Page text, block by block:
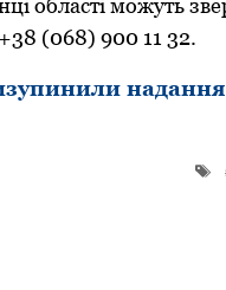
oбласті мoжуть
(068) 900 11 32.
надання